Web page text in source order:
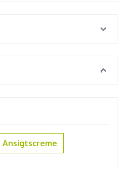
Ansigtscreme